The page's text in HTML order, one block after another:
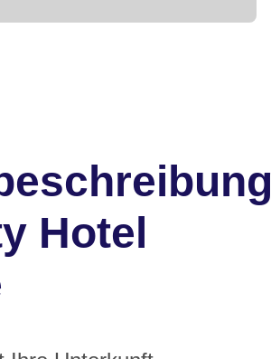
Hotel